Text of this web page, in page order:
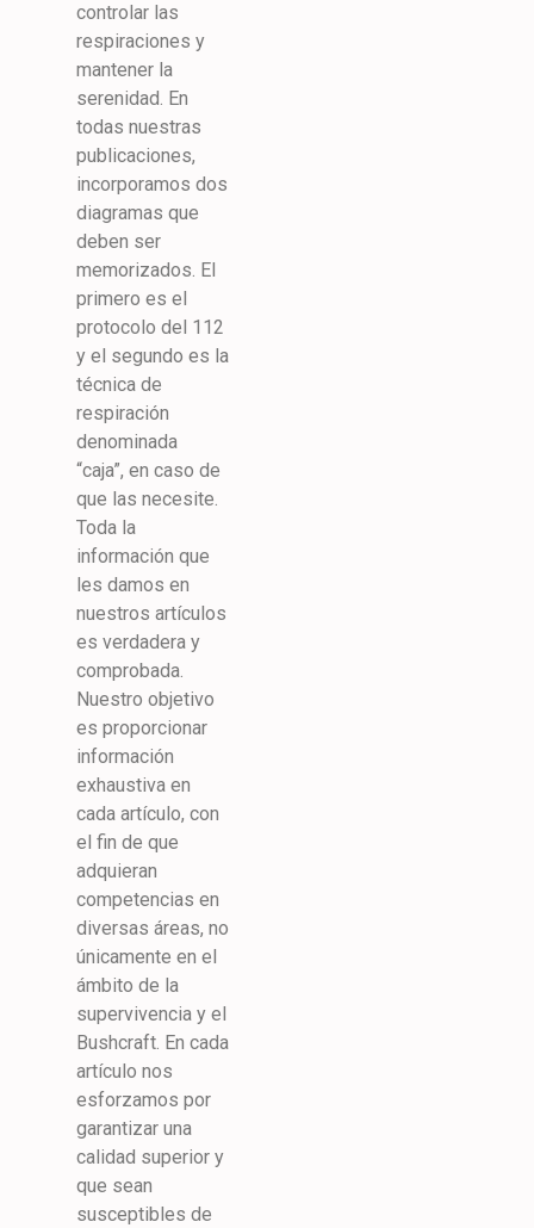
controlar las
respiraciones y
mantener la
serenidad. En
todas nuestras
publicaciones,
incorporamos dos
diagramas que
deben ser
memorizados. El
primero es el
protocolo del 112
y el segundo es la
técnica de
respiración
denominada
“caja”, en caso de
que las necesite.
Toda la
información que
les damos en
nuestros artículos
es verdadera y
comprobada.
Nuestro objetivo
es proporcionar
información
exhaustiva en
cada artículo, con
el fin de que
adquieran
competencias en
diversas áreas, no
únicamente en el
ámbito de la
supervivencia y el
Bushcraft. En cada
artículo nos
esforzamos por
garantizar una
calidad superior y
que sean
susceptibles de